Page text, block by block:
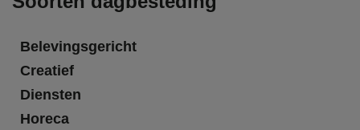
Belevingsgericht
Creatief
Diensten
Horeca